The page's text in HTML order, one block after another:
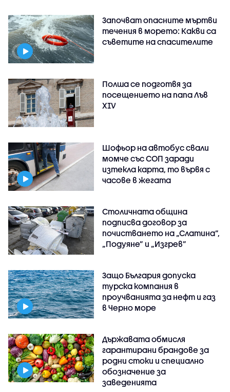
Започват опасните мъртви
течения в морето: Какви са
съветите на спасителите
Полша се подготвя за
посещението на папа Лъв
XIV
Шофьор на автобус свали
момче със СОП заради
изтекла карта, то вървя с
часове в жегата
Столичната община
подписва договор за
почистването на „Слатина”,
„Подуяне” и „Изгрев”
Защо България допуска
турска компания в
проучванията за нефт и газ
в Черно море
Държавата обмисля
гарантирани брандове за
родни стоки и специално
обозначение за
заведенията